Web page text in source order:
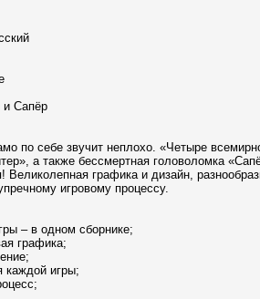
и Сапёр
по себе звучит неплохо. «Четыре
а также бессмертная головоломка
Великолепная графика и дизайн,
игровому процессу.
– в одном сборнике;
графика;
каждой игры;